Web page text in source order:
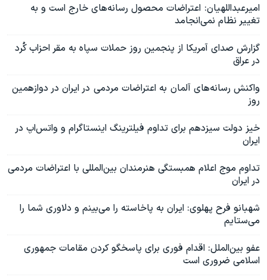
امیرعبداللهیان: اعتراضات محصول رسانه‌های خارج است و به
تغییر نظام نمی‌انجامد
گزارش صدای آمریکا از پنجمین روز حملات سپاه به مقر احزاب کُرد
در عراق
واکنش‌ رسانه‌های آلمان به اعتراضات مردمی در ایران در دوازهمین
روز
خیز دولت سیزدهم برای تداوم فیلترینگ اینستاگرام و واتس‌اپ در
ایران
تداوم موج اعلام همبستگی هنرمندان بین‌المللی با اعتراضات مردمی
در ایران
شهبانو فرح پهلوی: ایران به پاخاسته را می‌بینم و دلاوری شما را
می‌ستایم
عفو بین‌الملل: اقدام فوری برای پاسخگو کردن مقامات جمهوری
اسلامی ضروری است